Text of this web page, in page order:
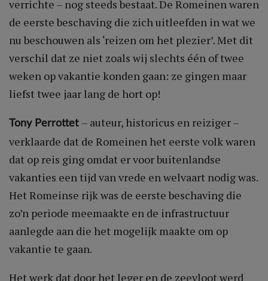
verrichte – nog steeds bestaat. De Romeinen waren
de eerste beschaving die zich uitleefden in wat we
nu beschouwen als ‘reizen om het plezier’. Met dit
verschil dat ze niet zoals wij slechts één of twee
weken op vakantie konden gaan: ze gingen maar
liefst twee jaar lang de hort op!
Tony Perrottet – auteur, historicus en reiziger –
verklaarde dat de Romeinen het eerste volk waren
dat op reis ging omdat er voor buitenlandse
vakanties een tijd van vrede en welvaart nodig was.
Het Romeinse rijk was de eerste beschaving die
zo’n periode meemaakte en de infrastructuur
aanlegde aan die het mogelijk maakte om op
vakantie te gaan.
Het werk dat door het leger en de zeevloot werd